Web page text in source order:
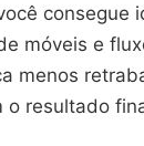
móveis e
menos
o resultado